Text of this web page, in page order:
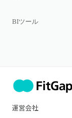
BIツール
運営会社